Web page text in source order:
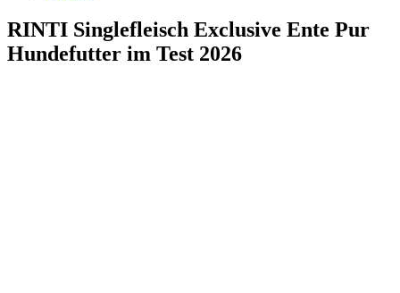
RINTI Singlefleisch Exclusive Ente Pur
Hundefutter im Test 2026